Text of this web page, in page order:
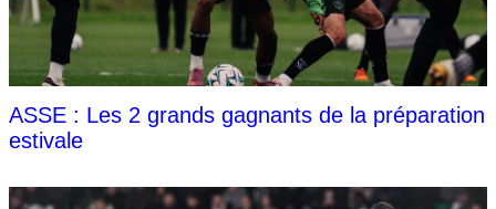
ASSE : Les 2 grands gagnants de la préparation
estivale